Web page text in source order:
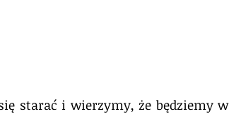
starać i wierzymy, że będziemy w